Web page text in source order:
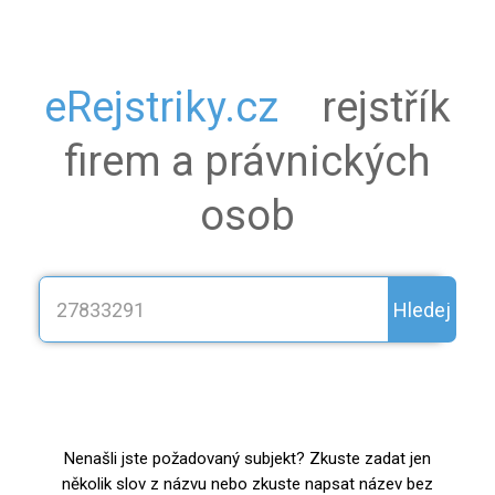
eRejstriky.cz
rejstřík
firem a právnických
osob
Hledej
Nenašli jste požadovaný subjekt? Zkuste zadat jen
několik slov z názvu nebo zkuste napsat název bez